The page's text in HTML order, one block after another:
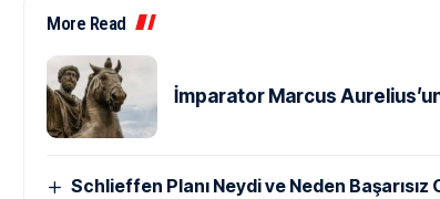
More Read
İmparator Marcus
Schlieffen Planı Neydi ve Neden Başarısız